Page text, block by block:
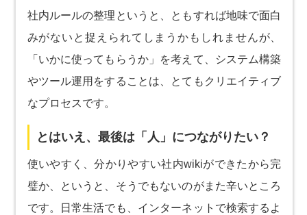
社内ルールの整理というと、ともすれば地味で面白
みがないと捉えられてしまうかもしれませんが、
「いかに使ってもらうか」を考えて、システム構築
やツール運用をすることは、とてもクリエイティブ
なプロセスです。
とはいえ、最後は「人」につながりたい？
使いやすく、分かりやすい社内wikiができたから完
璧か、というと、そうでもないのがまた辛いところ
です。日常生活でも、インターネットで検索するよ